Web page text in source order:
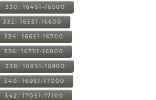
330: 16451-16500
332: 16551-16600
334: 16651-16700
336: 16751-16800
338: 16851-16900
340: 16951-17000
342: 17051-17100